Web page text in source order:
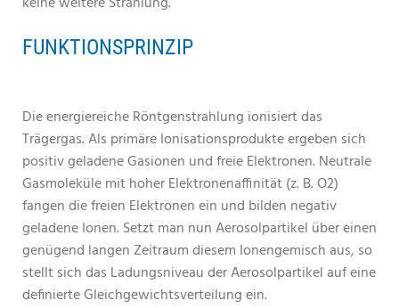
FUNKTIONSPRINZIP
Die energiereiche Röntgenstrahlung ionisiert das
Trägergas. Als primäre Ionisationsprodukte ergeben sich
positiv geladene Gasionen und freie Elektronen. Neutrale
Gasmoleküle mit hoher Elektronenaffinität (z. B. O2)
fangen die freien Elektronen ein und bilden negativ
geladene Ionen. Setzt man nun Aerosolpartikel über einen
genügend langen Zeitraum diesem Ionengemisch aus, so
stellt sich das Ladungsniveau der Aerosolpartikel auf eine
definierte Gleichgewichtsverteilung ein.